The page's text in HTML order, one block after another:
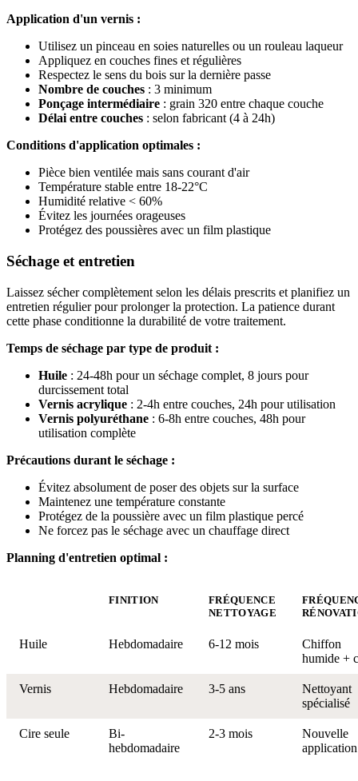
Application d'un vernis :
Utilisez un pinceau en soies naturelles ou un rouleau laqueur
Appliquez en couches fines et régulières
Respectez le sens du bois sur la dernière passe
Nombre de couches : 3 minimum
Ponçage intermédiaire : grain 320 entre chaque couche
Délai entre couches : selon fabricant (4 à 24h)
Conditions d'application optimales :
Pièce bien ventilée mais sans courant d'air
Température stable entre 18-22°C
Humidité relative < 60%
Évitez les journées orageuses
Protégez des poussières avec un film plastique
Séchage et entretien
Laissez sécher complètement selon les délais prescrits et planifiez un
entretien régulier pour prolonger la protection. La patience durant
cette phase conditionne la durabilité de votre traitement.
Temps de séchage par type de produit :
Huile : 24-48h pour un séchage complet, 8 jours pour
durcissement total
Vernis acrylique : 2-4h entre couches, 24h pour utilisation
Vernis polyuréthane : 6-8h entre couches, 48h pour
utilisation complète
Précautions durant le séchage :
Évitez absolument de poser des objets sur la surface
Maintenez une température constante
Protégez de la poussière avec un film plastique percé
Ne forcez pas le séchage avec un chauffage direct
Planning d'entretien optimal :
FINITION
FRÉQUENCE
NETTOYAGE
Huile Hebdomadaire 6-12 mois
Chiffon
humide +
Vernis Hebdomadaire 3-5 ans
Nettoyant
spécialisé
Cire seule
Bi-
hebdomadaire
2-3 mois
Nouvelle
application